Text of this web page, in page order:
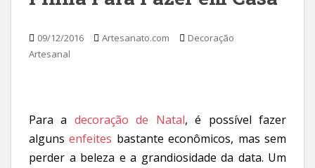
09/12/2016 Artesanato.com
Decoração
Artesanal
Para a decoração de Natal, é possível fazer
algunsenfeites bastante econômicos, mas sem
perder a beleza e a grandiosidade da data. Um